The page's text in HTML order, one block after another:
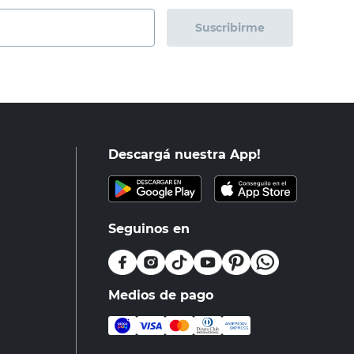
Suscribirme
Descargá nuestra App!
Seguinos en
Medios de pago